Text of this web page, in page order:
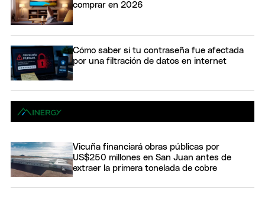
comprar en 2026
Cómo saber si tu contraseña fue afectada
por una filtración de datos en internet
Vicuña financiará obras públicas por
US$250 millones en San Juan antes de
extraer la primera tonelada de cobre